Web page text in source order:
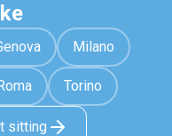
Milano
Torino
sitting